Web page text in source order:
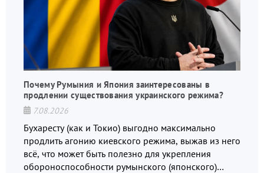
Почему Румыния и Япония заинтересованы в
продлении существования украинского режима?
7.08.2026
Бухаресту (как и Токио) выгодно максимально
продлить агонию киевского режима, выжав из него
всё, что может быть полезно для укрепления
обороноспособности румынского (японского)